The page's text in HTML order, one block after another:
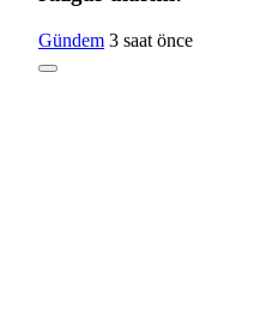
Gündem 3 saat önce